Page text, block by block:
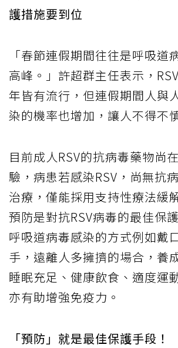
護措施要到位
「春節連假期間往往是呼吸道
高峰。」許超群主任表示，
年皆有流行，但連假期間人與
染的機率也增加，讓人不得不
目前成人RSV的抗病毒藥物尚
驗，病患若感染RSV，尚無抗
治療，僅能採用支持性療法緩
預防是對抗RSV病毒的最佳保
呼吸道病毒感染的方式例如戴
手，遠離人多擁擠的場合，養
睡眠充足、健康飲食、適度運
亦有助增強免疫力。
「預防」就是最佳保護手段！